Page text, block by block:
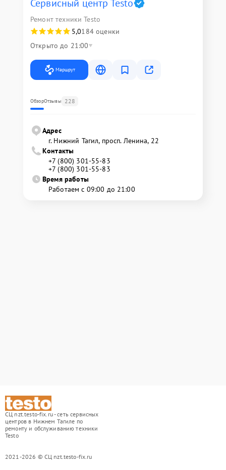
Сервисный центр Testo
Ремонт техники Testo
5,0184 оценки
Открыто до 21:00
Маршрут
ОбзорОтзывы 228
Адрес
г. Нижний Тагил, просп. Ленина, 22
Контакты
+7 (800) 301-55-83
+7 (800) 301-55-83
Время работы
Работаем с 09:00 до 21:00
СЦ nzt.testo-fix.ru - сеть сервисных
центров в Нижнем Тагиле по
ремонту и обслуживанию техники
Testo
2021-2026 © СЦ nzt.testo-fix.ru